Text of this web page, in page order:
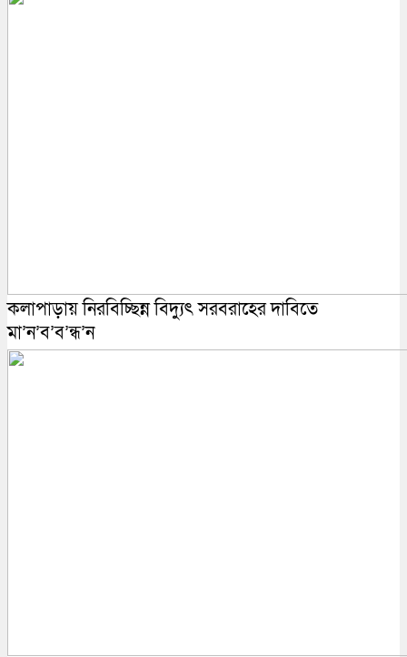
কলাপাড়ায় নিরবিচ্ছিন্ন বিদ্যুৎ সরবরাহের দাবিতে
মা’ন’ব’ব’ন্ধ’ন